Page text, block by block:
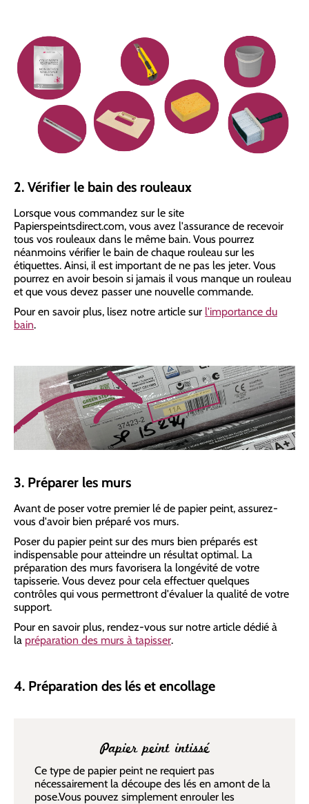
2. Vérifier le bain des rouleaux
Lorsque vous commandez sur le site
Papierspeintsdirect.com, vous avez l'assurance de recevoir
tous vos rouleaux dans le même bain. Vous pourrez
néanmoins vérifier le bain de chaque rouleau sur les
étiquettes. Ainsi, il est important de ne pas les jeter. Vous
pourrez en avoir besoin si jamais il vous manque un rouleau
et que vous devez passer une nouvelle commande.
Pour en savoir plus, lisez notre article sur l'importance du
bain.
3. Préparer les murs
Avant de poser votre premier lé de papier peint, assurez-
vous d'avoir bien préparé vos murs.
Poser du papier peint sur des murs bien préparés est
indispensable pour atteindre un résultat optimal. La
préparation des murs favorisera la longévité de votre
tapisserie. Vous devez pour cela effectuer quelques
contrôles qui vous permettront d'évaluer la qualité de votre
support.
Pour en savoir plus, rendez-vous sur notre article dédié à
la préparation des murs à tapisser.
4. Préparation des lés et encollage
Papier peint intissé
Ce type de papier peint ne requiert pas
nécessairement la découpe des lés en amont de la
pose.Vous pouvez simplement enrouler les